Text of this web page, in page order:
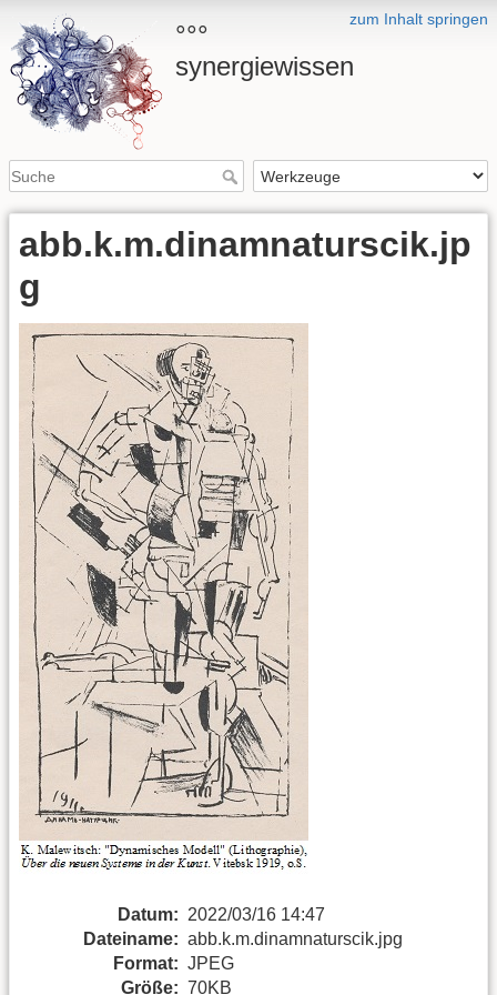
zum Inhalt springen
°°°
synergiewissen
abb.k.m.dinamnaturscik.jp
g
Datum: 2022/03/16 14:47
Dateiname: abb.k.m.dinamnaturscik.jpg
Format: JPEG
Größe: 70KB